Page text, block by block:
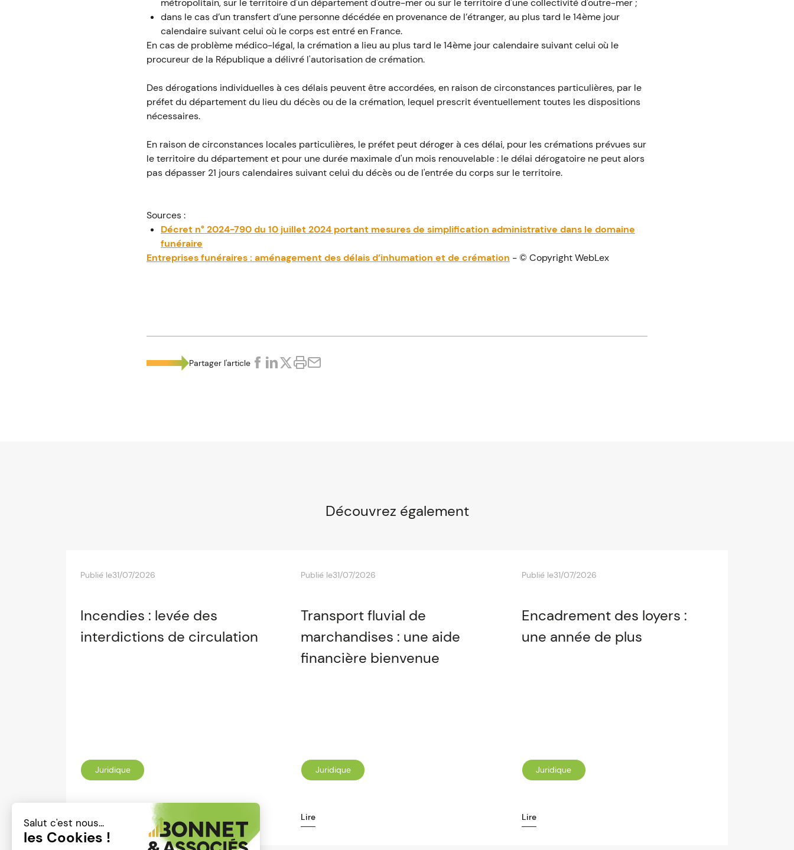
métropolitain, sur le territoire d'un département d'outre-mer ou sur le territoire d'une collectivité d'outre-mer ;
dans le cas d’un transfert d’une personne décédée en provenance de l’étranger, au plus tard le 14ème jour
calendaire suivant celui où le corps est entré en France.
En cas de problème médico-légal, la crémation a lieu au plus tard le 14ème jour calendaire suivant celui où le
procureur de la République a délivré l'autorisation de crémation.
Des dérogations individuelles à ces délais peuvent être accordées, en raison de circonstances particulières, par le
préfet du département du lieu du décès ou de la crémation, lequel prescrit éventuellement toutes les dispositions
nécessaires.
En raison de circonstances locales particulières, le préfet peut déroger à ces délai, pour les crémations prévues sur
le territoire du département et pour une durée maximale d'un mois renouvelable : le délai dérogatoire ne peut alors
pas dépasser 21 jours calendaires suivant celui du décès ou de l'entrée du corps sur le territoire.
Sources :
Décret n° 2024-790 du 10 juillet 2024 portant mesures de simplification administrative dans le domaine
funéraire
Entreprises funéraires : aménagement des délais d’inhumation et de crémation - © Copyright WebLex
Partager l'article
Découvrez également
Publié le31/07/2026
Incendies : levée des
interdictions de circulation
Juridique
Publié le31/07/2026
Transport fluvial de
marchandises : une aide
financière bienvenue
Juridique
Lire
Publié le31/07/2026
Encadrement des loyers :
une année de plus
Juridique
Lire